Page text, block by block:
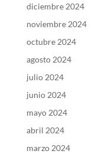
diciembre 2024
noviembre 2024
octubre 2024
agosto 2024
julio 2024
junio 2024
mayo 2024
abril 2024
marzo 2024